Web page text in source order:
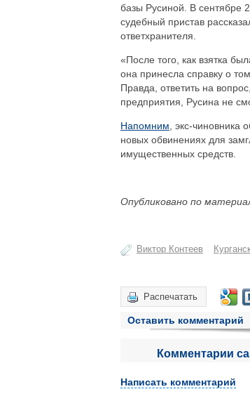
базы Русиной. В сентябре
судебный пристав
ответхранителя.
«После того, как взятка
она принесла справку о
Правда, ответить на
предприятия, Русина не
Напомним , экс-
новых обвинениях для
имущественных средств.
Опубликовано по
Виктор Контеев
Распечатать
Оставить комментарий
Комментарии
Написать комментарий